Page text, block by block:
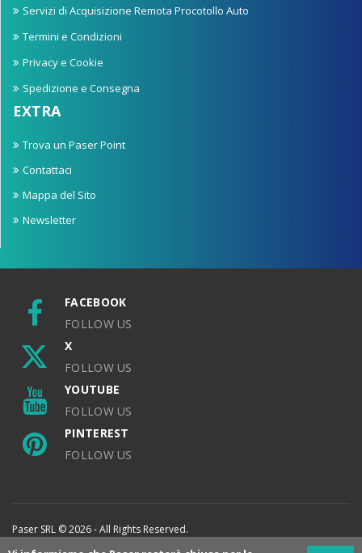
Servizi di Acquisizione Remota Procotollo Auto
Termini e Condizioni
Privacy e Cookie
Spedizione e Consegna
EXTRA
Trova un Paser Point
Contattaci
Mappa del Sito
Newsletter
FACEBOOK
FOLLOW US
X
FOLLOW US
YOUTUBE
FOLLOW US
PINTEREST
FOLLOW US
Paser SRL © 2026 - All Rights Reserved.